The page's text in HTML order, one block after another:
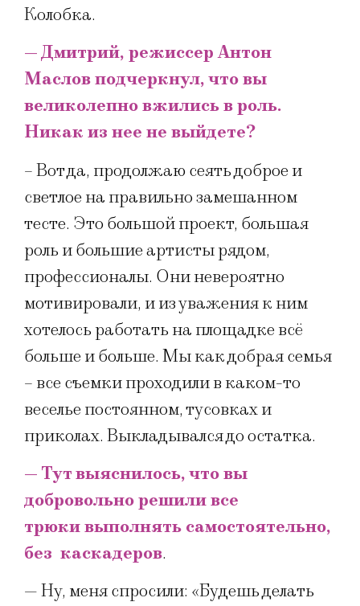
Колобка.
— Дмитрий, режиссер Антон
Маслов подчеркнул, что вы
великолепно вжились в роль.
Никак из нее не выйдете?
– Вот да, продолжаю сеять доброе и
светлое на правильно замешанном
тесте. Это большой проект, большая
роль и большие артисты рядом,
профессионалы. Они невероятно
мотивировали, и из уважения к ним
хотелось работать на площадке всё
больше и больше. Мы как добрая семья
– все съемки проходили в каком-то
веселье постоянном, тусовках и
приколах. Выкладывался до остатка.
— Тут выяснилось, что вы
добровольно решили все
трюки выполнять самостоятельно,
без каскадеров.
— Ну, меня спросили: «Будешь делать